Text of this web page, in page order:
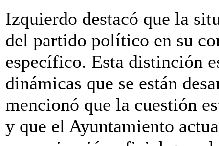
Izquierdo destacó que la
del partido político en su
específico. Esta distinción
dinámicas que se están
mencionó que la cuestión
y que el Ayuntamiento